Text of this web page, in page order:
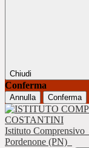
Chiudi
Conferma
Annulla Conferma
Istituto Comprensivo
Pordenone (PN)